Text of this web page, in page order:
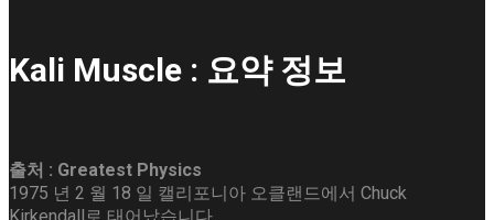
Kali Muscle : 요약 정보
출처 : Greatest Physics
1975 년 2 월 18 일 캘리포니아 오클랜드에서 Chuck